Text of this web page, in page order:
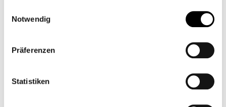
Notwendig
Präferenzen
Statistiken